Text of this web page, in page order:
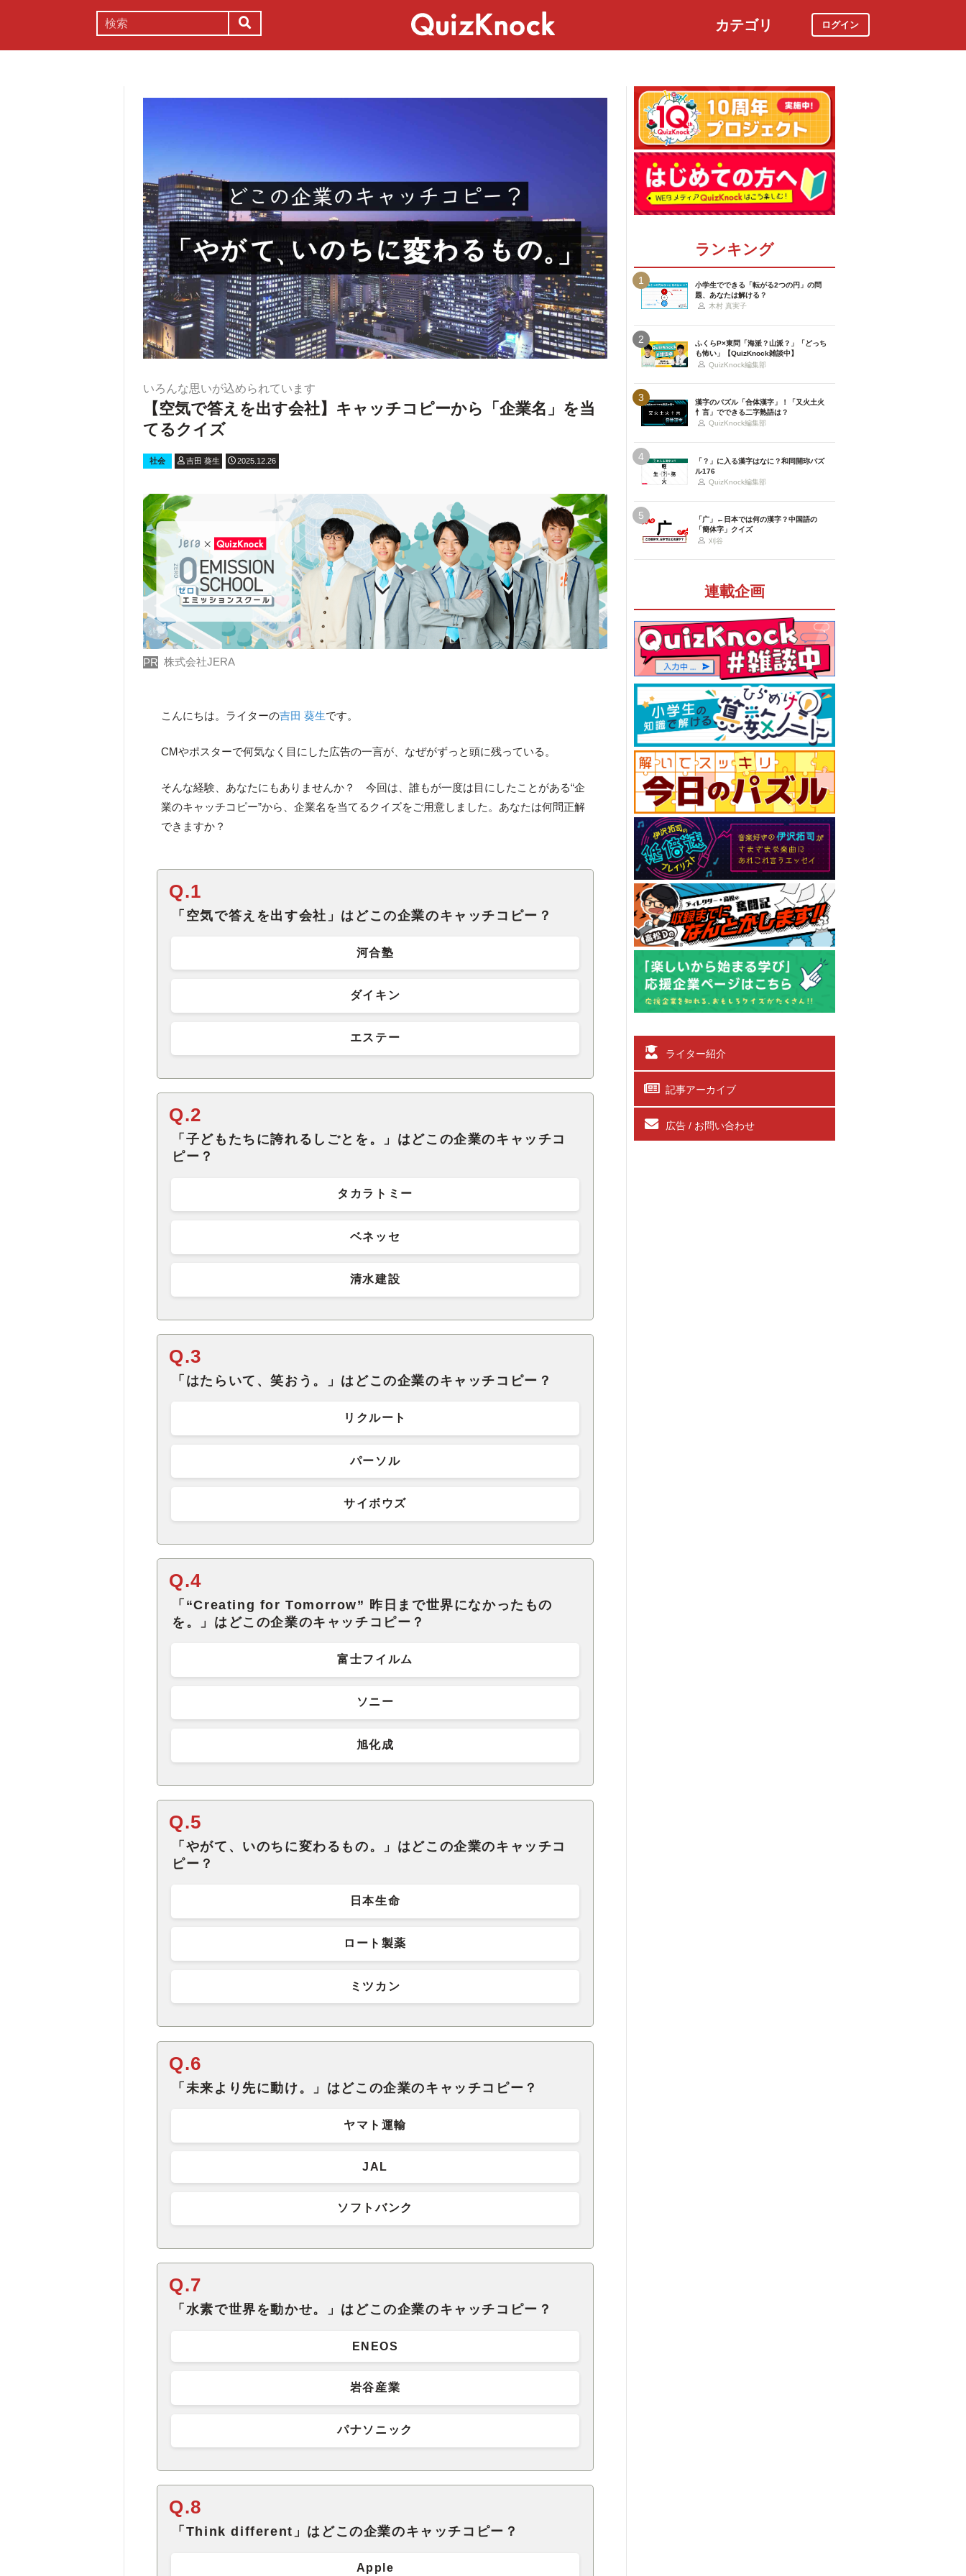
カテゴリ ログイン
いろんな思いが込められています
【空気で答えを出す会社】キャッチコピーから「企業名」を当
てるクイズ
社会 吉田 葵生 2025.12.26
PR 株式会社JERA
こんにちは。ライターの吉田 葵生です。
CMやポスターで何気なく目にした広告の一言が、なぜがずっと頭に残っている。
そんな経験、あなたにもありませんか？ 今回は、誰もが一度は目にしたことがある“企
業のキャッチコピー”から、企業名を当てるクイズをご用意しました。あなたは何問正解
できますか？
Q.1
「空気で答えを出す会社」はどこの企業のキャッチコピー？
河合塾
ダイキン
エステー
Q.2
「子どもたちに誇れるしごとを。」はどこの企業のキャッチコ
ピー？
タカラトミー
ベネッセ
清水建設
Q.3
「はたらいて、笑おう。」はどこの企業のキャッチコピー？
リクルート
パーソル
サイボウズ
Q.4
「“Creating for Tomorrow” 昨日まで世界になかったもの
を。」はどこの企業のキャッチコピー？
富士フイルム
ソニー
旭化成
Q.5
「やがて、いのちに変わるもの。」はどこの企業のキャッチコ
ピー？
日本生命
ロート製薬
ミツカン
Q.6
「未来より先に動け。」はどこの企業のキャッチコピー？
ヤマト運輸
JAL
ソフトバンク
Q.7
「水素で世界を動かせ。」はどこの企業のキャッチコピー？
ENEOS
岩谷産業
パナソニック
Q.8
「Think different」はどこの企業のキャッチコピー？
Apple
ランキング
1
小学生でできる「転がる2つの円」の問
題、あなたは解ける？
木村 真実子
2
ふくらP×東問「海派？山派？」「どっち
も怖い」【QuizKnock雑談中】
QuizKnock編集部
3
漢字のパズル「合体漢字」！「又火土火
忄言」でできる二字熟語は？
QuizKnock編集部
4
「？」に入る漢字はなに？和同開珎パズ
ル176
QuizKnock編集部
5
「广」←日本では何の漢字？中国語の
「簡体字」クイズ
刈谷
連載企画
ライター紹介
記事アーカイブ
広告 / お問い合わせ